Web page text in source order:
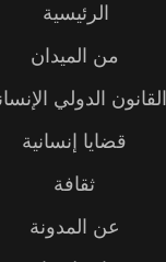
الرئيسية
من الميدان
القانون الدولي
قضايا إنسانية
ثقافة
عن المدونة